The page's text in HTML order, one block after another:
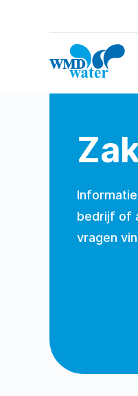
WMD
Drinkwater
bedrijf of
vragen